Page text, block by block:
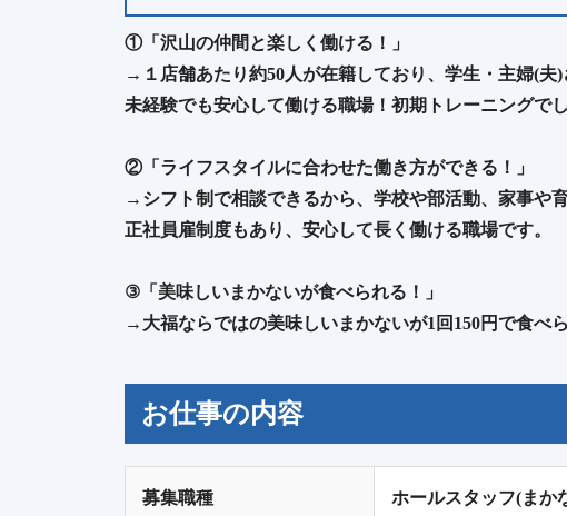
①「沢山の仲間と楽しく働ける！」
→１店舗あたり約50人が在籍しており、学生・主婦(夫
未経験でも安心して働ける職場！初期トレーニングで
②「ライフスタイルに合わせた働き方ができる！」
→シフト制で相談できるから、学校や部活動、家事や
正社員雇制度もあり、安心して長く働ける職場です。
③「美味しいまかないが食べられる！」
→大福ならではの美味しいまかないが1回150円で食べ
お仕事の内容
募集職種 ホールスタッフ(まか